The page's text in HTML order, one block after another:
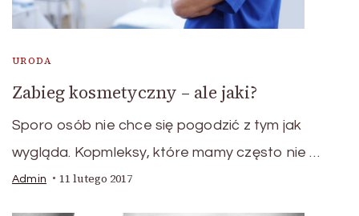
URODA
Zabieg kosmetyczny – ale jaki?
Sporo osób nie chce się pogodzić z tym jak
wygląda. Kopmleksy, które mamy często nie …
Admin 11 lutego 2017